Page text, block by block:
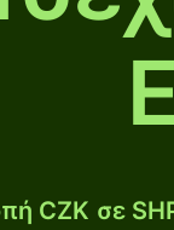
CZK σε